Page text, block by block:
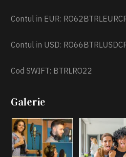
Contul in EUR:
Contul in USD:
Cod SWIFT: BTRLRO22
Galerie